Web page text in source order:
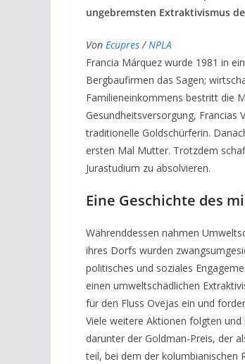
ungebremsten Extraktivismus
Von Ecupres/NPLA
Francia Márquez wurde 1981 in
Bergbaufirmen das Sagen;
Familieneinkommens bestritt die
Gesundheitsversorgung, Francias
traditionelle Goldschürferin.
ersten Mal Mutter. Trotzdem
Jurastudium zu absolvieren.
Eine Geschichte des
Währenddessen nahmen
ihres Dorfs wurden
politisches und soziales
einen umweltschädlichen
für den Fluss Ovejas ein und
Viele weitere Aktionen folgten
darunter der Goldman-Preis, der
teil, bei dem der kolumbianischen